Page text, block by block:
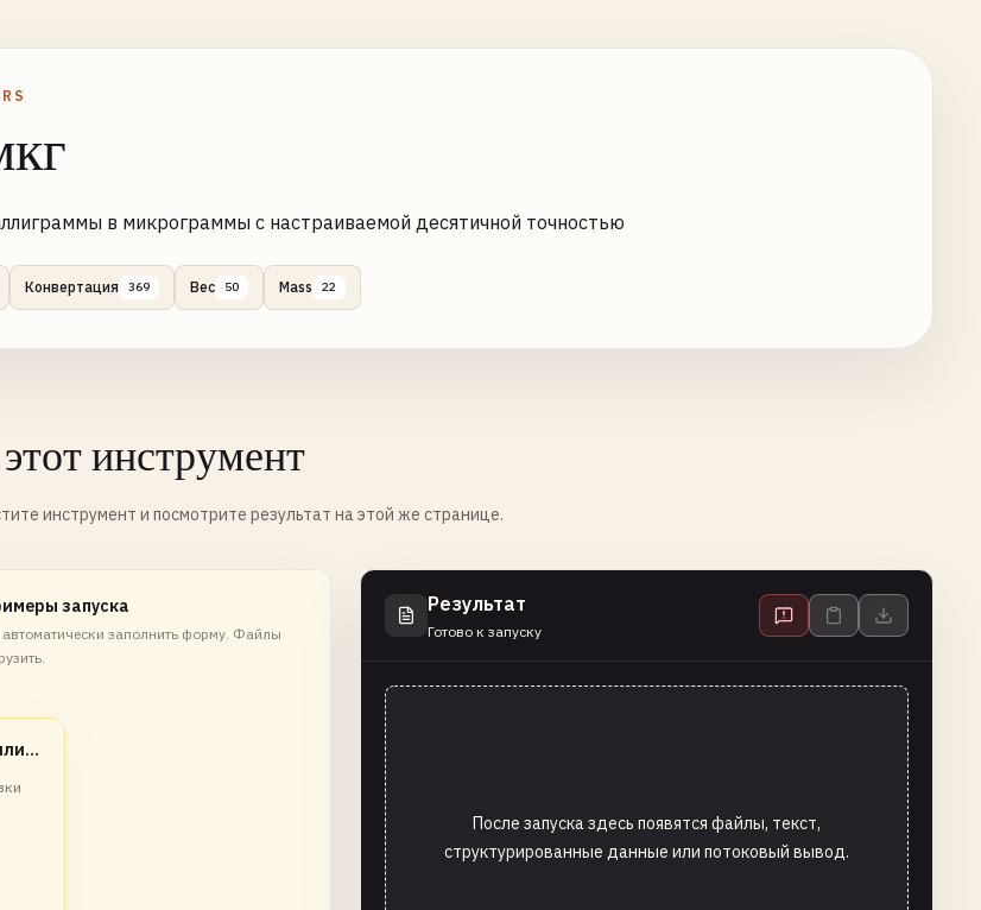
в микрограммы с настраиваемой десятичной точностью
Конвертация 369 Вес 50 Mass 22
инструмент
инструмент и посмотрите результат на этой же странице.
запуска
заполнить форму. Файлы
Перевести миллиграммы в микрограммы
Результат
Готово к запуску
После запуска здесь появятся файлы, текст,
структурированные данные или потоковый вывод.